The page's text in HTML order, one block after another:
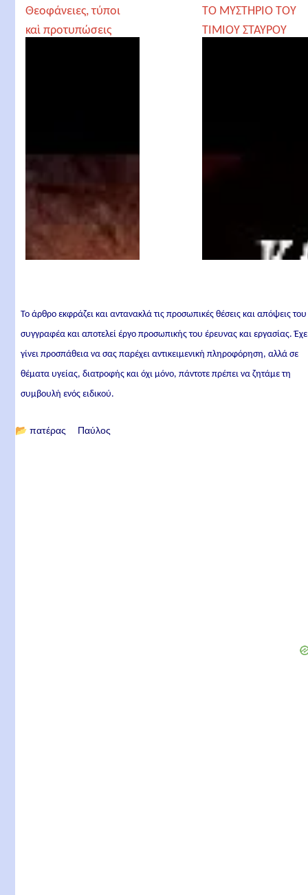
Θεοφάνειες, τύποι
καὶ προτυπώσεις
ΤΟ ΜΥΣΤΗΡΙΟ ΤΟΥ
ΤΙΜΙΟΥ ΣΤΑΥΡΟΥ
Το άρθρο εκφράζει και αντανακλά τις προσωπικές θέσεις και απόψεις του
συγγραφέα και αποτελεί έργο προσωπικής του έρευνας και εργασίας.
γίνει προσπάθεια να σας παρέχει αντικειμενική πληροφόρηση, αλλά σε
θέματα υγείας, διατροφής και όχι μόνο, πάντοτε πρέπει να ζητάμε τη
συμβουλή ενός ειδικού.
📂 πατέρας Παύλος